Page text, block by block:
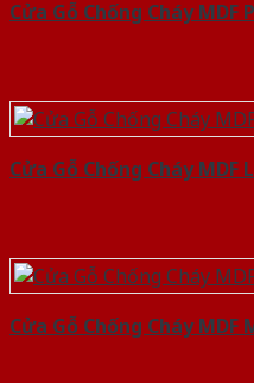
Cửa Gỗ Chống Cháy MDF
Cửa Gỗ Chống Cháy MDF
Cửa Gỗ Chống Cháy MDF